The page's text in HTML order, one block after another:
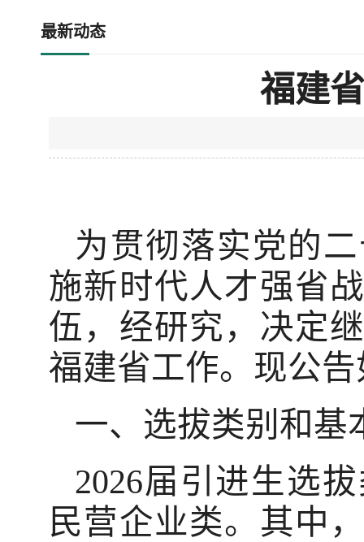
最新动态
福建
为贯彻落实党的
施新时代人才强省
伍，经研究，决定
福建省工作。现公
一、选拔类别和基
2026届引进生选
民营企业类。其中